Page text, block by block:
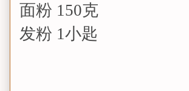
面粉 150克
发粉 1小匙